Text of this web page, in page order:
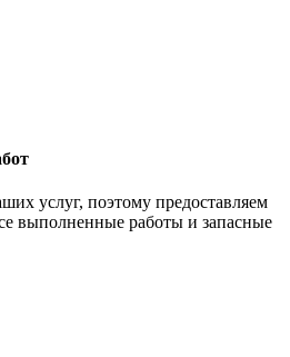
услуг, поэтому предоставляем
выполненные работы и запасные